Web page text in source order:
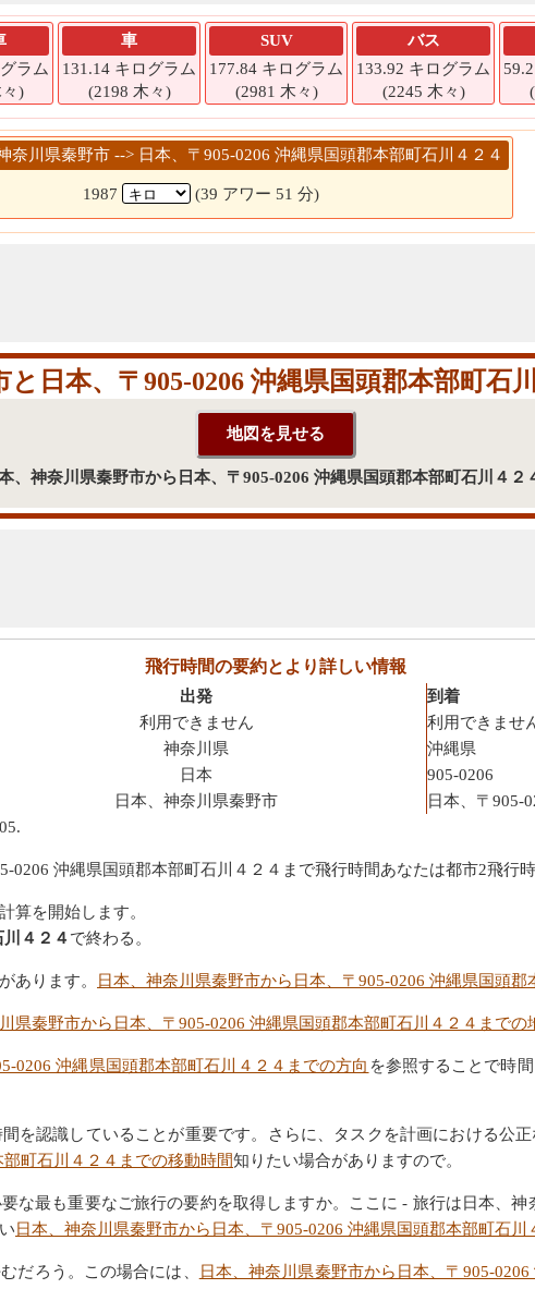
ラム
)
車
131.14 キログラム
(2198 木々)
SUV
177.84 キログラム
(2981 木々)
バス
133.92 キログラム
(2245 木々)
奈川県秦野市 --> 日本、〒905-0206 沖縄県国頭郡本部町石川４２４
1987 (39 アワー 51 分)
と日本、〒905-0206 沖縄県国頭郡本部町石
、神奈川県秦野市から日本、〒905-0206 沖縄県国頭郡本部町石川４２
飛行時間の要約とより詳しい情報
出発
利用できません
神奈川県
日本
日本、神奈川県秦野市
到着
利用できませ
沖縄県
905-0206
日本、〒905-
0206 沖縄県国頭郡本部町石川４２４まで飛行時間あなたは都市2飛行
算を開始します。
４２４ で終わる。
あります。 日本、神奈川県秦野市から日本、〒905-0206 沖縄県国頭
県秦野市から日本、〒905-0206 沖縄県国頭郡本部町石川４２４までの
0206 沖縄県国頭郡本部町石川４２４までの方向 を参照することで時
を認識していることが重要です。さらに、タスクを計画における公
町石川４２４までの移動時間知りたい場合がありますので。
な最も重要なご旅行の要約を取得しますか。ここに - 旅行は日本、
日本、神奈川県秦野市から日本、〒905-0206 沖縄県国頭郡本部町石川
だろう。この場合には、 日本、神奈川県秦野市から日本、〒905-